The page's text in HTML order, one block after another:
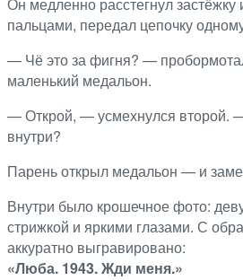
Он медленно расстегнул
пальцами, передал цепочку
— Чё это за фигня? —
маленький медальон.
— Открой, — усмехнулся второй.
внутри?
Парень открыл медальон — и
Внутри было крошечное фото:
стрижкой и яркими глазами. С
аккуратно выгравировано:
«Люба. 1943. Жди меня.»